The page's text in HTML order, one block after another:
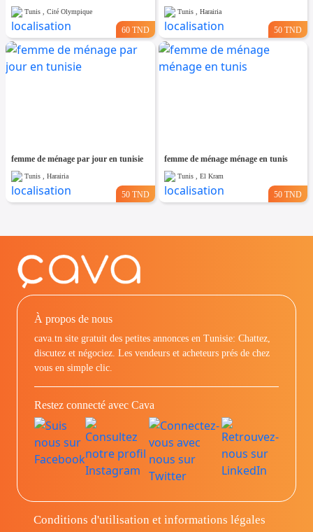
Tunis , Cité Olympique
60 TND
Tunis , Harairia
50 TND
femme de ménage par jour en tunisie
Tunis , Harairia
50 TND
femme de ménage ménage en tunis
Tunis , El Kram
50 TND
À propos de nous
cava.tn site gratuit des petites annonces en Tunisie: Chattez,
discutez et négociez. Les vendeurs et acheteurs prés de chez
vous en simple clic.
Restez connecté avec Cava
Conditions d'utilisation et informations légales